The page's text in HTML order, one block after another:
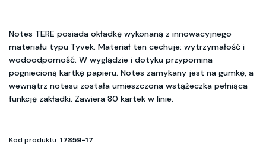
Notes TERE posiada okładkę wykonaną z innowacyjnego
materiału typu Tyvek. Materiał ten cechuje: wytrzymałość i
wodoodporność. W wyglądzie i dotyku przypomina
pogniecioną kartkę papieru. Notes zamykany jest na gumkę, a
wewnątrz notesu została umieszczona wstążeczka pełniąca
funkcję zakładki. Zawiera 80 kartek w linie.
Kod produktu: 17859-17